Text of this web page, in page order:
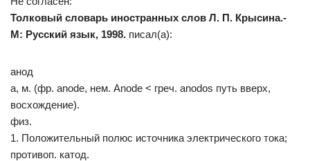
Толковый словарь иностранных слов Л. П. Крысина.-
М: Русский язык, 1998. писал(а):
анод
а, м. (фр. anode, нем. Anode < греч. anodos путь вверх,
восхождение).
физ.
1. Положительный полюс источника электрического тока;
противоп. катод.